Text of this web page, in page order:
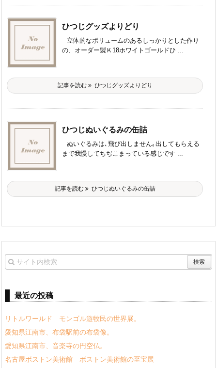
ひつじグッズよりどり
立体的なボリュームのあるしっかりとした作り
の、オーダー製Ｋ18ホワイトゴールドひ ...
記事を読む ひつじグッズよりどり
ひつじぬいぐるみの缶詰
ぬいぐるみは､飛び出しません｡出してもらえる
まで我慢してちぢこまっている感じです ...
記事を読む ひつじぬいぐるみの缶詰
最近の投稿
リトルワールド モンゴル遊牧民の世界展。
愛知県江南市、布袋駅前の布袋像。
愛知県江南市、音楽寺の円空仏。
名古屋ボストン美術館 ボストン美術館の至宝展